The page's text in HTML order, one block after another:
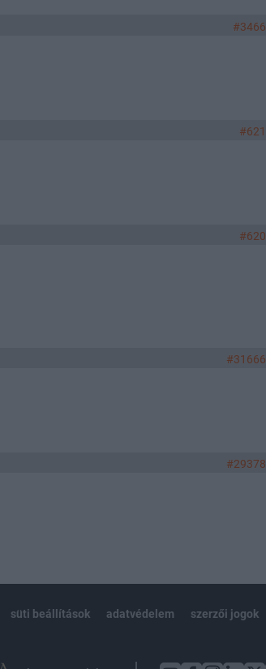
#3466
#621
#620
#31666
#29378
süti beállítások adatvédelem szerzői jogok